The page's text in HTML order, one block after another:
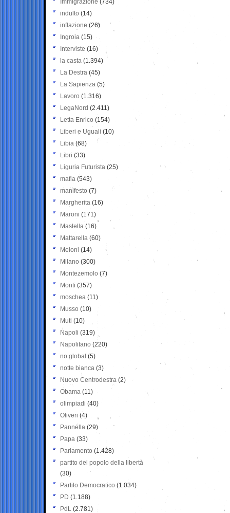
Immigrazione (734)
indulto (14)
inflazione (26)
Ingroia (15)
Interviste (16)
la casta (1.394)
La Destra (45)
La Sapienza (5)
Lavoro (1.316)
LegaNord (2.411)
Letta Enrico (154)
Liberi e Uguali (10)
Libia (68)
Libri (33)
Liguria Futurista (25)
mafia (543)
manifesto (7)
Margherita (16)
Maroni (171)
Mastella (16)
Mattarella (60)
Meloni (14)
Milano (300)
Montezemolo (7)
Monti (357)
moschea (11)
Musso (10)
Muti (10)
Napoli (319)
Napolitano (220)
no global (5)
notte bianca (3)
Nuovo Centrodestra (2)
Obama (11)
olimpiadi (40)
Oliveri (4)
Pannella (29)
Papa (33)
Parlamento (1.428)
partito del popolo della libertà
(30)
Partito Democratico (1.034)
PD (1.188)
PdL (2.781)